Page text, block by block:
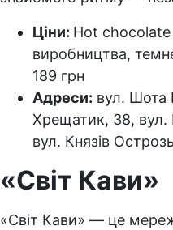
Ціни: Hot
виробництва,
189 грн
Адреси: вул. Шота
Хрещатик, 38,
вул. Князів
«Світ Кави»
«Світ Кави» — це